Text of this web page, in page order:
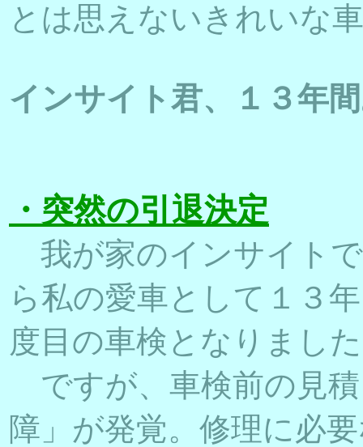
とは思えないきれいな
インサイト君、１３年
・突然の引退決定
我が家のインサイト
ら私の愛車として１３
度目の車検となりまし
ですが、車検前の見
障」が発覚。修理に必